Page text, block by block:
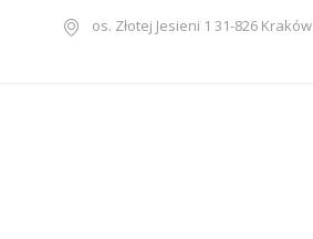
os. Złotej Jesieni 1 31-826 Kraków